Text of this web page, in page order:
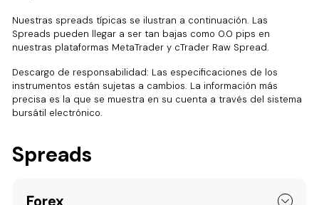
Nuestras spreads típicas se ilustran a continuación. Las
Spreads pueden llegar a ser tan bajas como 0.0 pips en
nuestras plataformas MetaTrader y cTrader Raw Spread.
Descargo de responsabilidad: Las especificaciones de los
instrumentos están sujetas a cambios. La información más
precisa es la que se muestra en su cuenta a través del sistema
bursátil electrónico.
Spreads
Forex